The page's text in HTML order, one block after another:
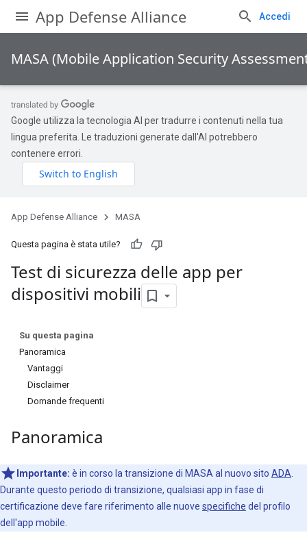
App Defense Alliance Accedi
MASA (Mobile Application Security
Google utilizza la tecnologia AI per tradurre i contenuti nella tua
lingua preferita. Le traduzioni generate dall'AI potrebbero
contenere errori.
App Defense Alliance MASA
Questa pagina è stata utile?
Test di sicurezza delle app per
dispositivi mobili
Su questa pagina
Panoramica
Vantaggi
Disclaimer
Domande frequenti
Panoramica
Importante: è in corso la transizione di MASA al nuovo sito ADA
Durante questo periodo di transizione, qualsiasi app in fase di
certificazione deve fare riferimento alle nuove specifiche del profilo
dell'app mobile.